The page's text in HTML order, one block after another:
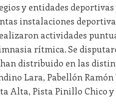
y entidades
instalaciones
actividades
rítmica. Se
distribuido en las
Lara, Pabellón Ramón
Alta, Pista Pinillo Chico y